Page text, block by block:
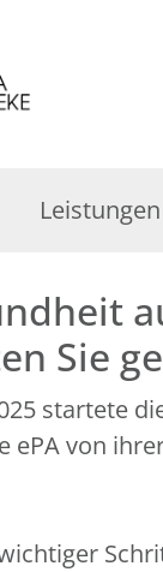
Leistungen
Sie
startete
ePA von